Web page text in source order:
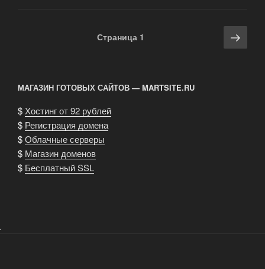
ней»
Страница 1
МАГАЗИН ГОТОВЫХ САЙТОВ — MARTSITE.RU
$ Хостинг от 92 рублей
$ Регистрация домена
$Облачные серверы
$ Магазин доменов
$ Бесплатный SSL
.